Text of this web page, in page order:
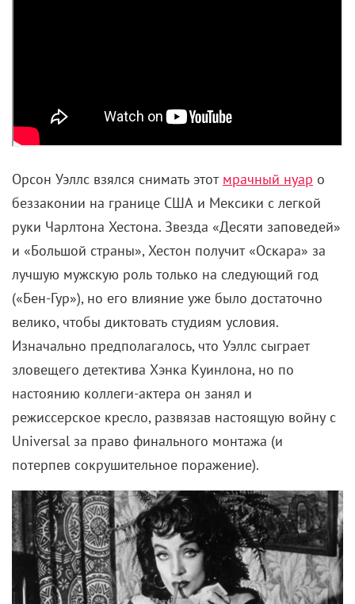
Орсон Уэллс взялся снимать этот мрачный нуар о
беззаконии на границе США и Мексики с легкой
руки Чарлтона Хестона. Звезда «Десяти заповедей»
и «Большой страны», Хестон получит «Оскара» за
лучшую мужскую роль только на следующий год
(«Бен-Гур»), но его влияние уже было достаточно
велико, чтобы диктовать студиям условия.
Изначально предполагалось, что Уэллс сыграет
зловещего детектива Хэнка Куинлона, но по
настоянию коллеги-актера он занял и
режиссерское кресло, развязав настоящую войну с
Universal за право финального монтажа (и
потерпев сокрушительное поражение).